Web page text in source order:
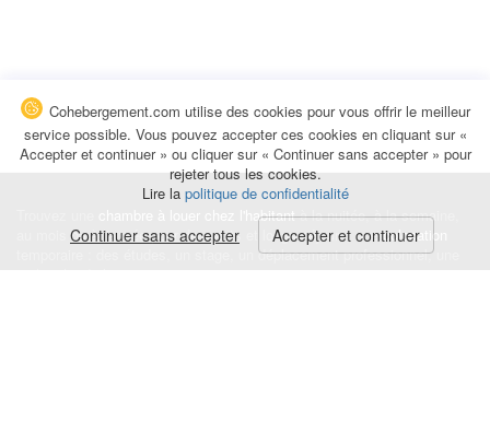
chambre à louer chez l'habitantà la nuitée, à la semaine,
au mois ou à l'année pour de courts et longs séjours, unecolocation
temporaire : des études, un stage, un déplacement professionnel, une
Cohebergement.com utilise des cookies pour vous offrir le meilleur
service possible. Vous pouvez accepter ces cookies en cliquant sur «
Accepter et continuer » ou cliquer sur « Continuer sans accepter » pour
rejeter tous les cookies.
Lire la politique de confidentialité
Continuer sans accepter Accepter et continuer